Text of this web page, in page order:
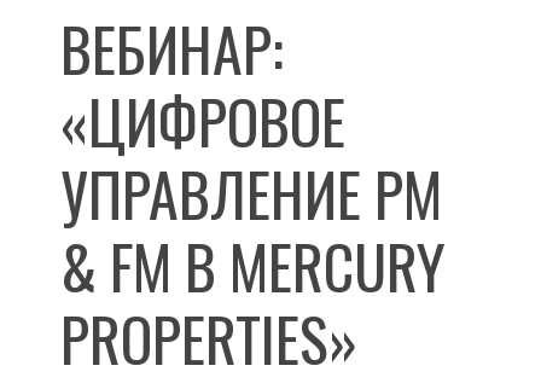
ВЕБИНАР:
«ЦИФРОВОЕ
УПРАВЛЕНИЕ PM
& FM В MERCURY
PROPERTIES»